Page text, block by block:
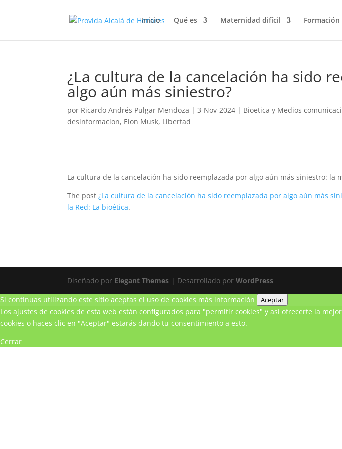
Inicio Qué es Maternidad difícil Formación
¿La cultura de la cancelación ha sido
algo aún más siniestro?
por Ricardo Andrés Pulgar Mendoza |3-Nov-2024 | Bioetica y Medios
desinformacion, Elon Musk, Libertad
La cultura de la cancelación ha sido reemplazada por algo aún más siniestro: la
The post¿La cultura de la cancelación ha sido reemplazada por algo aún más
la Red: La bioética.
Diseñado por Elegant Themes | Desarrollado porWordPress
Si continuas utilizando este sitio aceptas el uso de cookies más información Aceptar
Los ajustes de cookies de esta web están configurados para "permitir cookies" y así ofrecerte la
cookies o haces clic en "Aceptar" estarás dando tu consentimiento a esto.
Cerrar